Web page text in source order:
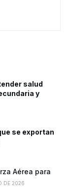
salud
y
se exportan
Aérea para
DE 2026